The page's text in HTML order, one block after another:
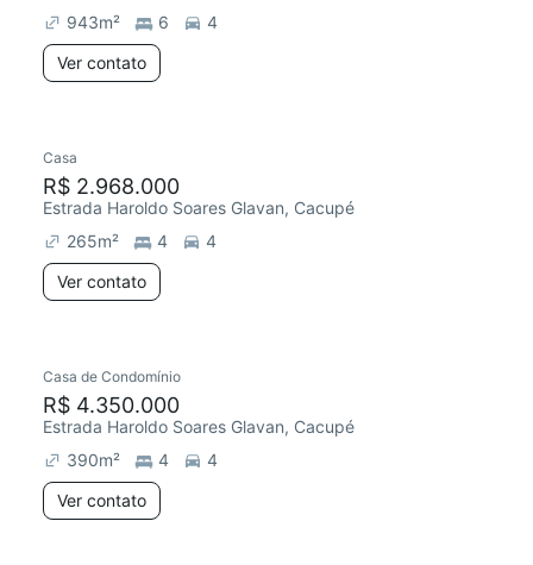
943m² 6
4
Ver contato
Casa
R$ 2.968.000
Estrada Haroldo Soares Glavan, Cacupé
265m² 4
4
Ver contato
Casa de Condomínio
R$ 4.350.000
Estrada Haroldo Soares Glavan, Cacupé
390m² 4
4
Ver contato